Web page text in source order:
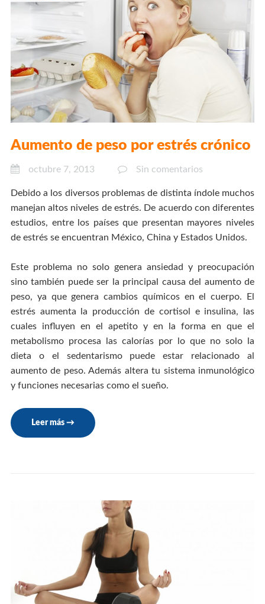
Aumento de peso por estrés crónico
octubre 7, 2013 Sin comentarios
Debido a los diversos problemas de distinta índole muchos
manejan altos niveles de estrés. De acuerdo con diferentes
estudios, entre los países que presentan mayores niveles
de estrés se encuentran México, China y Estados Unidos.
Este problema no solo genera ansiedad y preocupación
sino también puede ser la principal causa del aumento de
peso, ya que genera cambios químicos en el cuerpo. El
estrés aumenta la producción de cortisol e insulina, las
cuales influyen en el apetito y en la forma en que el
metabolismo procesa las calorías por lo que no solo la
dieta o el sedentarismo puede estar relacionado al
aumento de peso. Además altera tu sistema inmunológico
y funciones necesarias como el sueño.
Leer más →